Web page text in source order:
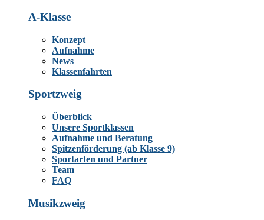
A-Klasse
Konzept
Aufnahme
News
Klassenfahrten
Sportzweig
Überblick
Unsere Sportklassen
Aufnahme und Beratung
Spitzenförderung (ab Klasse 9)
Sportarten und Partner
Team
FAQ
Musikzweig